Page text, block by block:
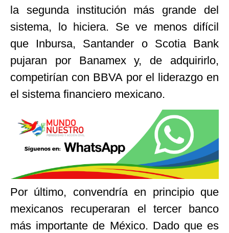
la segunda institución más grande del
sistema, lo hiciera. Se ve menos difícil
que Inbursa, Santander o Scotia Bank
pujaran por Banamex y, de adquirirlo,
competirían con BBVA por el liderazgo en
el sistema financiero mexicano.
Por último, convendría en principio que
mexicanos recuperaran el tercer banco
más importante de México. Dado que es